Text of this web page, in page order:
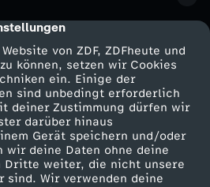
von ZDF, ZDFheute und
können, setzen wir Cookies
ein. Einige der
sind unbedingt erforderlich
deiner Zustimmung dürfen wir
darüber hinaus
Gerät speichern und/oder
wir deine Daten ohne deine
weiter, die nicht unsere
Wir verwenden deine
Service
ZDFmitreden
Kontakt zum ZDF